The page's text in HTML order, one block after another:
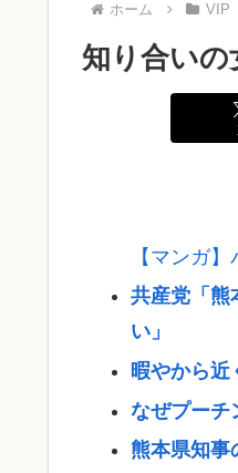
ホーム VIP
知り合いの
【マンガ
共産党「熊
い」
暇やから近
なぜプーチ
熊本県知事